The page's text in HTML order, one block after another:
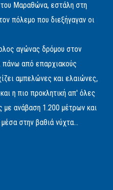
Μαραθώνα, εστάλη στη
πόλεμο που διεξήγαγαν οι
αγώνας δρόμου στον
πάνω από επαρχιακούς
αμπελώνες και ελαιώνες,
η πιο προκλητική απ' όλες
με ανάβαση 1.200 μέτρων και
στην βαθιά νύχτα...